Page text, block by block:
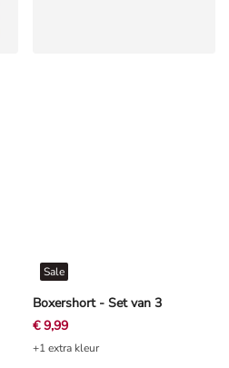
Boxershort - Set van 3
Sale
€ 9,99
+1 extra kleur